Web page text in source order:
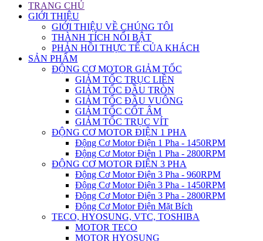
TRANG CHỦ
GIỚI THIỆU
GIỚI THIỆU VỀ CHÚNG TÔI
THÀNH TÍCH NỔI BẬT
PHẢN HỒI THỰC TẾ CỦA KHÁCH
SẢN PHẨM
ĐỘNG CƠ MOTOR GIẢM TỐC
GIẢM TỐC TRỤC LIỀN
GIẢM TỐC ĐẦU TRÒN
GIẢM TỐC ĐẦU VUÔNG
GIẢM TỐC CỐT ÂM
GIẢM TỐC TRỤC VÍT
ĐỘNG CƠ MOTOR ĐIỆN 1 PHA
Động Cơ Motor Điện 1 Pha - 1450RPM
Động Cơ Motor Điện 1 Pha - 2800RPM
ĐỘNG CƠ MOTOR ĐIỆN 3 PHA
Động Cơ Motor Điện 3 Pha - 960RPM
Động Cơ Motor Điện 3 Pha - 1450RPM
Động Cơ Motor Điện 3 Pha - 2800RPM
Động Cơ Motor Điện Mặt Bích
TECO, HYOSUNG, VTC, TOSHIBA
MOTOR TECO
MOTOR HYOSUNG